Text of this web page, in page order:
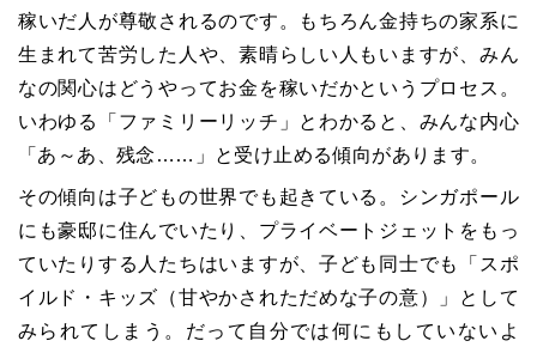
稼いだ人が尊敬されるのです。もちろん金持ちの家系に
生まれて苦労した人や、素晴らしい人もいますが、みん
なの関心はどうやってお金を稼いだかというプロセス。
いわゆる「ファミリーリッチ」とわかると、みんな内心
「あ～あ、残念……」と受け止める傾向があります。
その傾向は子どもの世界でも起きている。シンガポール
にも豪邸に住んでいたり、プライベートジェットをもっ
ていたりする人たちはいますが、子ども同士でも「スポ
イルド・キッズ（甘やかされただめな子の意）」として
みられてしまう。だって自分では何にもしていないよ